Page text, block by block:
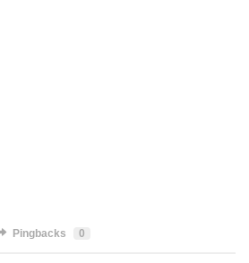
Pingbacks 0